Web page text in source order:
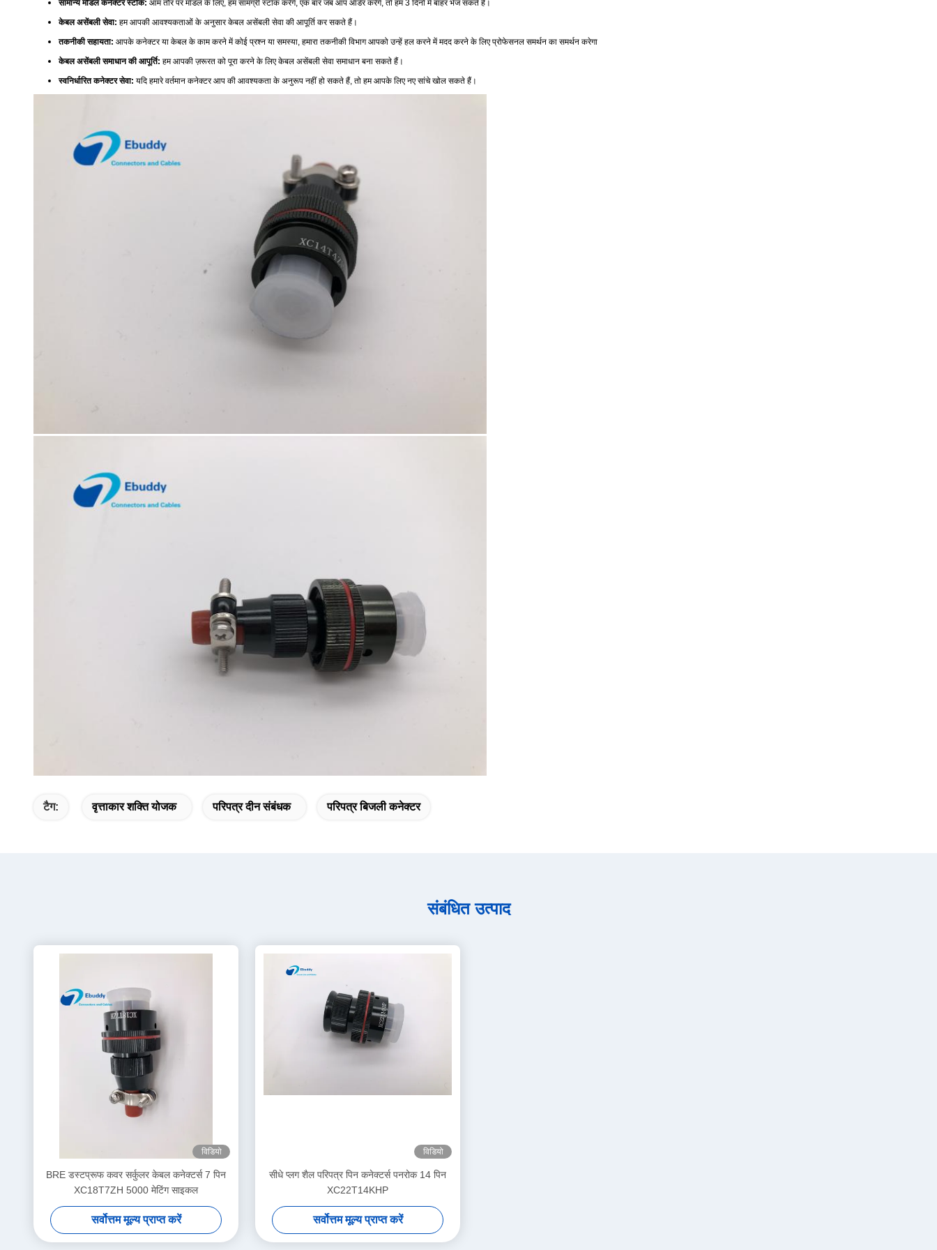
सामान्य मॉडल कनेक्टर स्टॉक: आम तौर पर मॉडल के लिए, हम सामग्री स्टॉक करेंगे, एक बार जब आप ऑर्डर करेंगे, तो हम 3 दिनों में बाहर भेज सकते हैं।
केबल असेंबली सेवा: हम आपकी आवश्यकताओं के अनुसार केबल असेंबली सेवा की आपूर्ति कर सकते हैं।
तकनीकी सहायता: आपके कनेक्टर या केबल के काम करने में कोई प्रश्न या समस्या, हमारा तकनीकी विभाग आपको उन्हें हल करने में मदद करने के लिए प्रोफेसनल समर्थन का समर्थन करेगा
केबल असेंबली समाधान की आपूर्ति: हम आपकी ज़रूरत को पूरा करने के लिए केबल असेंबली सेवा समाधान बना सकते हैं।
स्वनिर्धारित कनेक्टर सेवा: यदि हमारे वर्तमान कनेक्टर आप की आवश्यकता के अनुरूप नहीं हो सकते हैं, तो हम आपके लिए नए सांचे खोल सकते हैं।
टैग: वृत्ताकार शक्ति योजक परिपत्र दीन संबंधक परिपत्र बिजली कनेक्टर
संबंधित उत्पाद
विडियो
BRE डस्टप्रूफ कवर सर्कुलर केबल कनेक्टर्स 7 पिन
XC18T7ZH 5000 मेटिंग साइकल
सर्वोत्तम मूल्य प्राप्त करें
विडियो
सीधे प्लग शैल परिपत्र पिन कनेक्टर्स पनरोक 14 पिन
XC22T14KHP
सर्वोत्तम मूल्य प्राप्त करें